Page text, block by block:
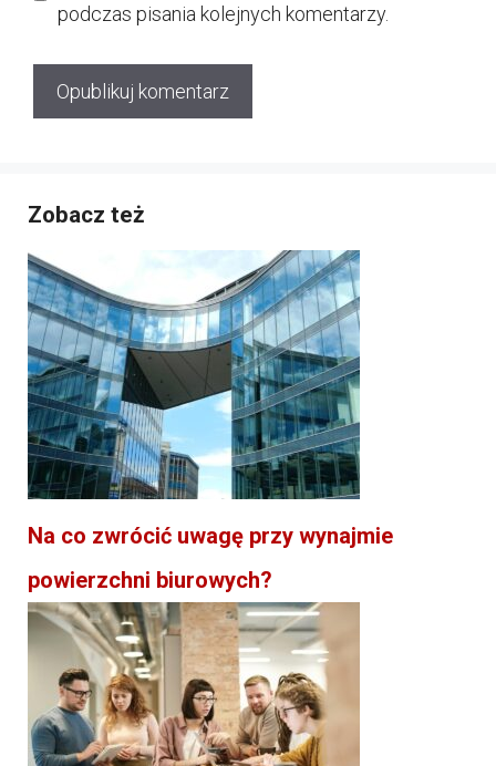
podczas pisania kolejnych komentarzy.
Zobacz też
Na co zwrócić uwagę przy wynajmie
powierzchni biurowych?